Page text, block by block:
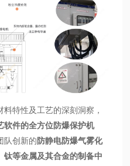
特性及工艺的深刻洞察，
软件的全方位防爆保护机
队创新的防静电防爆气雾化
钛等金属及其合金的制备中